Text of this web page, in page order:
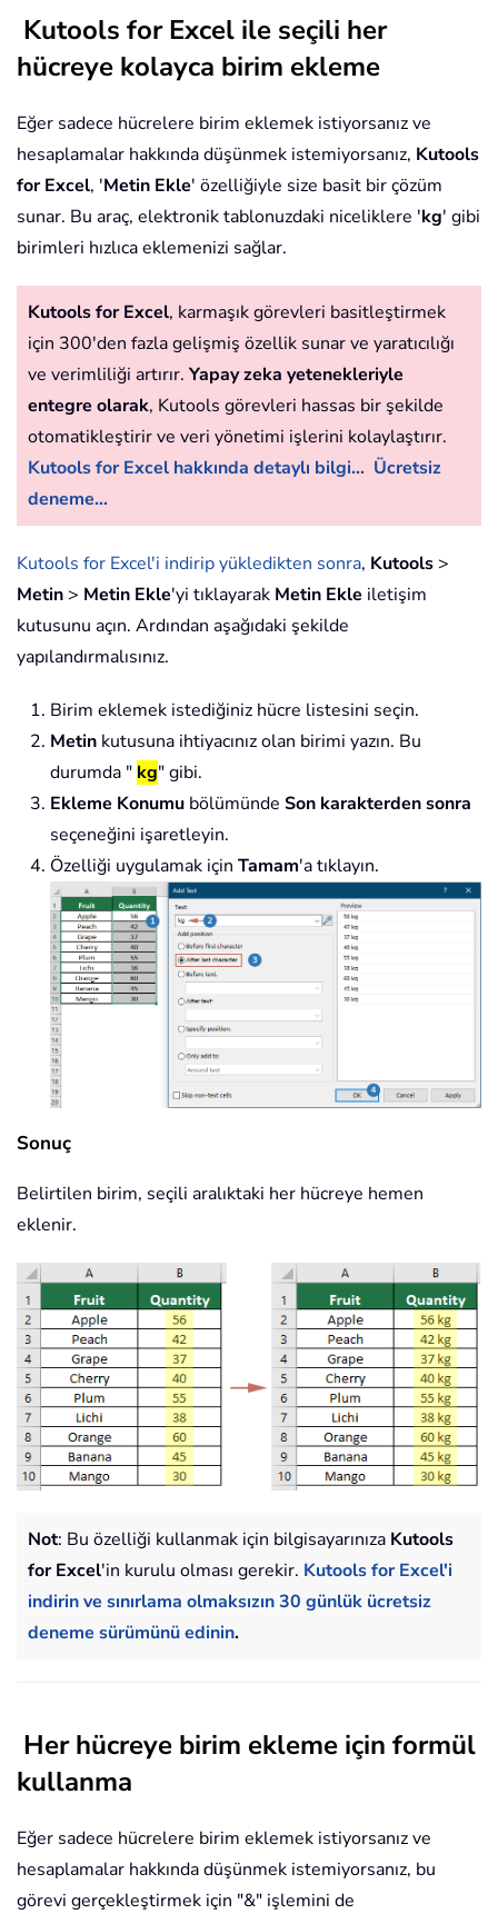
Kutools for Excel ile seçili her
hücreye kolayca birim ekleme
Eğer sadece hücrelere birim eklemek istiyorsanız ve
hesaplamalar hakkında düşünmek istemiyorsanız, Kutools
for Excel, 'Metin Ekle' özelliğiyle size basit bir çözüm
sunar. Bu araç, elektronik tablonuzdaki niceliklere 'kg' gibi
birimleri hızlıca eklemenizi sağlar.
Kutools for Excel, karmaşık görevleri basitleştirmek
için 300'den fazla gelişmiş özellik sunar ve yaratıcılığı
ve verimliliği artırır. Yapay zeka yetenekleriyle
entegre olarak, Kutools görevleri hassas bir şekilde
otomatikleştirir ve veri yönetimi işlerini kolaylaştırır.
Kutools for Excel hakkında detaylı bilgi... Ücretsiz
deneme...
Kutools for Excel'i indirip yükledikten sonra, Kutools >
Metin > Metin Ekle'yi tıklayarak Metin Ekle iletişim
kutusunu açın. Ardından aşağıdaki şekilde
yapılandırmalısınız.
Birim eklemek istediğiniz hücre listesini seçin.
Metin kutusuna ihtiyacınız olan birimi yazın. Bu
durumda " kg" gibi.
Ekleme Konumu bölümünde Son karakterden sonra
seçeneğini işaretleyin.
Özelliği uygulamak için Tamam'a tıklayın.
Sonuç
Belirtilen birim, seçili aralıktaki her hücreye hemen
eklenir.
Not: Bu özelliği kullanmak için bilgisayarınıza Kutools
for Excel'in kurulu olması gerekir. Kutools for Excel'i
indirin ve sınırlama olmaksızın 30 günlük ücretsiz
deneme sürümünü edinin.
Her hücreye birim ekleme için formül
kullanma
Eğer sadece hücrelere birim eklemek istiyorsanız ve
hesaplamalar hakkında düşünmek istemiyorsanız, bu
görevi gerçekleştirmek için "&" işlemini de